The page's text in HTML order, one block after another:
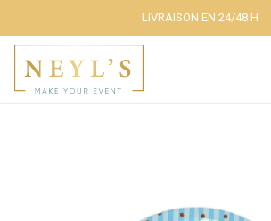
Fermer
LIVRAISON EN 24/48 H